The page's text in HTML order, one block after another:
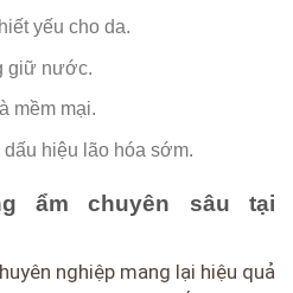
yếu cho da.
giữ nước.
mềm mại.
hiệu lão hóa sớm.
ẩm chuyên sâu tại
nghiệp mang lại hiệu quả